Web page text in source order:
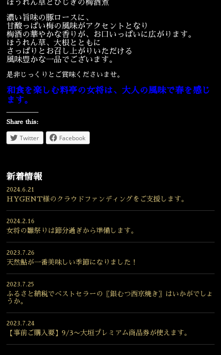
ほうれん草とひじきの梅酒煮
濃い旨味の豚ロースに、
甘酸っぱい梅の風味がアクセントとなり
梅酒の華やかな香りが、お口いっぱいに広がります。
ほうれん草、大根とともに
さっぱりとお召し上がりいただける
風味豊かな一品でございます。
是非じっくりとご賞味くださいませ。
和食を楽しむ料亭の女将は、大人の風味で春を感じ
ます。
Share this:
Twitter Facebook
新着情報
2024.6.21
HYGENT様のクラウドファンディングをご支援します。
2024.2.16
女将の雛祭りは節分過ぎから準備します。
2023.7.26
天然鮎が一番美味しい季節になりました！
2023.7.25
ふるさと納税でベストセラーの〖銀むつ西京焼き〗はいかがでしょ
うか。
2023.7.24
【事前ご購入要】9/3〜大垣プレミアム商品券が使えます。